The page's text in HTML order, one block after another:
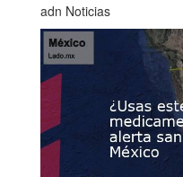
adn Noticias